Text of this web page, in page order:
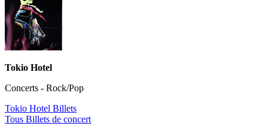
Tokio Hotel
Concerts - Rock/Pop
Tokio Hotel Billets
Tous Billets de concert